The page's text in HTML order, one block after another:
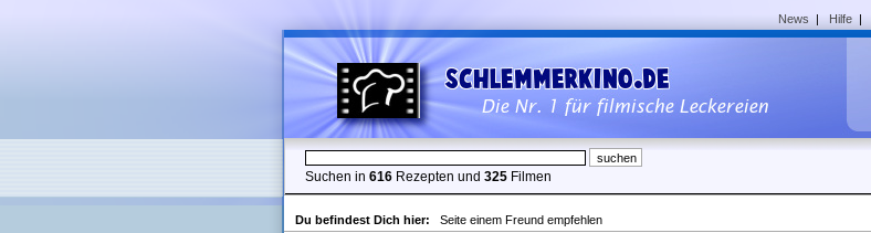
News | Hilfe |
Suchen in 616 Rezepten und 325 Filmen
Du befindest Dich hier: Seite einem Freund empfehlen